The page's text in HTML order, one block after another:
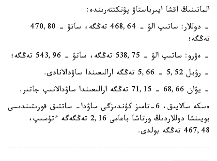
الماتىنىڭ اقشا ايىرباستاۋ پۋنكتتەرىندە:
- دوللار: ساتىپ الۋ - 468,64 تەڭگە، ساتۋ - 470,80
تەڭگە؛
- ەۋرو: ساتىپ الۋ - 538,75 تەڭگە، ساتۋ - 543,96 تەڭگە؛
- رۋبل 5,52 - 5,66 تەڭگە ارالىعىندا ساۋدالانادى.
- يۋان 68,66 - 71,15 تەڭگە ارالىعىندا ساۋدالانىپ جاتىر.
ەسكە سالايىق، 6-تامىز كۇندىزگى ساۋدا- ساتتىق قورىتىندىسى
بويىنشا دوللاردىڭ ورتاشا باعامى 2,16 تەڭگەگە ءتۇسىپ،
467,48 تەڭگە بولدى.